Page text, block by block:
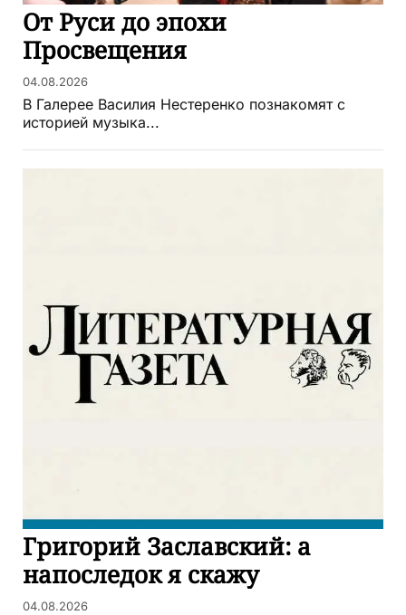
От Руси до эпохи
Просвещения
04.08.2026
В Галерее Василия Нестеренко познакомят с
историей музыка...
Григорий Заславский: а
напоследок я скажу
04.08.2026